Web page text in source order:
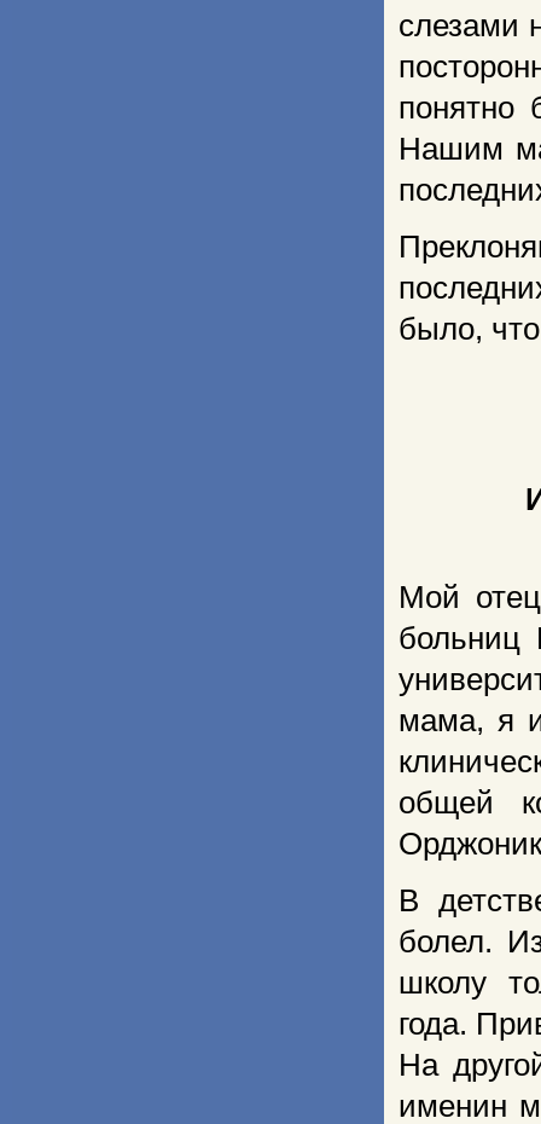
слезами
понятно
Нашим
было,
Мой
больниц
мама, я
общей
В
болел.
школу
года.
На
именин